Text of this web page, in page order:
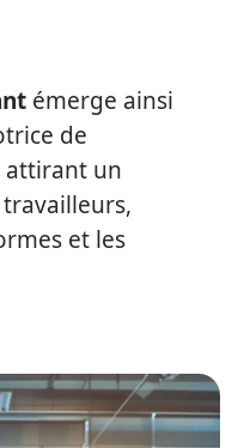
émerge ainsi
de
attirant un
et les